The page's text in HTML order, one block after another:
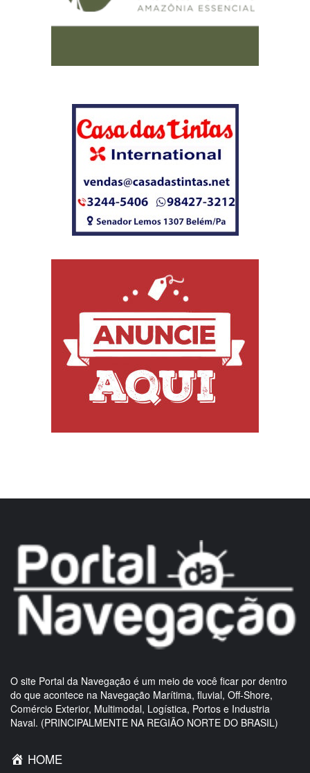
O site Portal da Navegação é um meio de você ficar por dentro
do que acontece na Navegação Marítima, fluvial, Off-Shore,
Comércio Exterior, Multimodal, Logística, Portos e Industria
Naval. (PRINCIPALMENTE NA REGIÃO NORTE DO BRASIL)
HOME